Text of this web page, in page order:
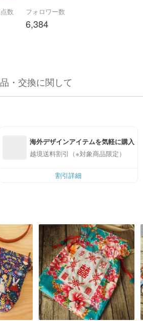
数 フォロワー数
6,384
・交換に関して
海外デザインアイテムを気軽に購入
越境送料割引（※対象商品限定）
割引詳細